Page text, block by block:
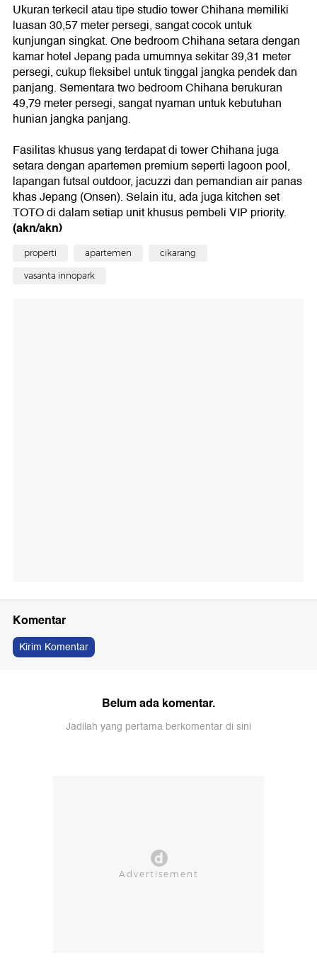
Ukuran terkecil atau tipe studio tower Chihana memiliki
luasan 30,57 meter persegi, sangat cocok untuk
kunjungan singkat. One bedroom Chihana setara dengan
kamar hotel Jepang pada umumnya sekitar 39,31 meter
persegi, cukup fleksibel untuk tinggal jangka pendek dan
panjang. Sementara two bedroom Chihana berukuran
49,79 meter persegi, sangat nyaman untuk kebutuhan
hunian jangka panjang.
Fasilitas khusus yang terdapat di tower Chihana juga
setara dengan apartemen premium seperti lagoon pool,
lapangan futsal outdoor, jacuzzi dan pemandian air panas
khas Jepang (Onsen). Selain itu, ada juga kitchen set
TOTO di dalam setiap unit khusus pembeli VIP priority.
(akn/akn)
properti apartemen cikarang
vasanta innopark
Komentar
Kirim Komentar
Belum ada komentar.
Jadilah yang pertama berkomentar di sini